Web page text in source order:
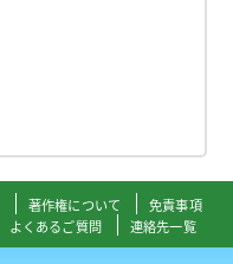
著作権について
免責事項
よくあるご質問 連絡先一覧